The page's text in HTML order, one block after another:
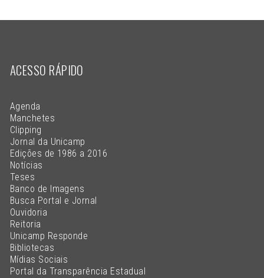
ACESSO RÁPIDO
Agenda
Manchetes
Clipping
Jornal da Unicamp
Edições de 1986 a 2016
Notícias
Teses
Banco de Imagens
Busca Portal e Jornal
Ouvidoria
Reitoria
Unicamp Responde
Bibliotecas
Mídias Sociais
Portal da Transparência Estadual